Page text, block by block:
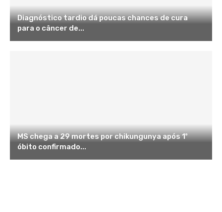
Diagnóstico tardio dá poucas chances de cura
para o câncer de...
MS chega a 29 mortes por chikungunya após 1º
óbito confirmado...